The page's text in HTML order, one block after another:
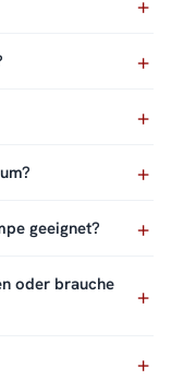
geeignet?
oder brauche